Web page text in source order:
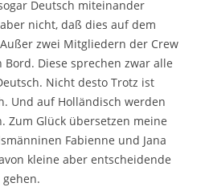
Deutsch miteinander
nicht, daß dies auf dem
zwei Mitgliedern der Crew
Diese sprechen zwar alle
Nicht desto Trotz ist
Und auf Holländisch werden
Zum Glück übersetzen meine
Fabienne und Jana
kleine aber entscheidende